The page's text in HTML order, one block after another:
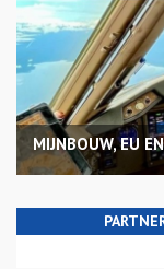
MIJNBOUW, EU